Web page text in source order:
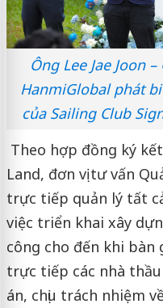
Ông Lee Jae Joon
HanmiGlobal phát
của Sailing Club
Theo hợp đồng ký
Land, đơn vị tư vấn
trực tiếp quản lý tất
việc triển khai xây
công cho đến khi bàn
trực tiếp các nhà
án, chịu trách nhiệm